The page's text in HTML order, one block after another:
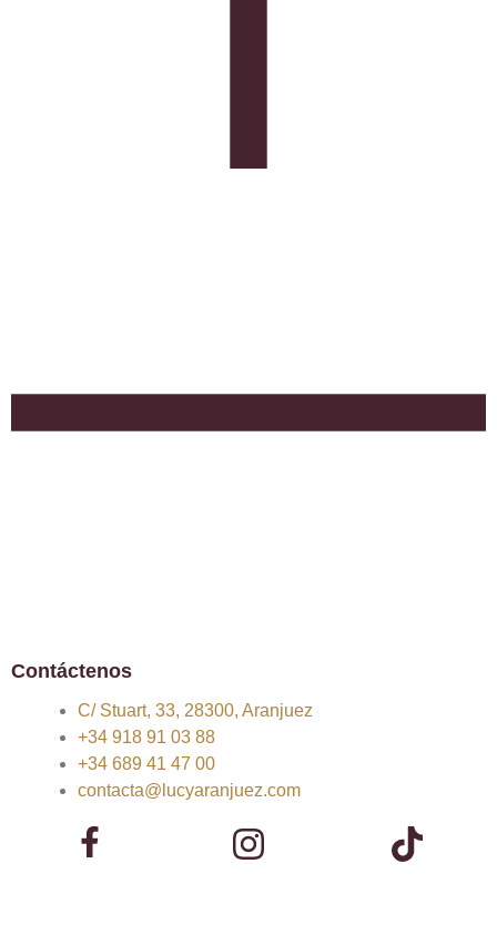
Contáctenos
C/ Stuart, 33, 28300, Aranjuez
+34 918 91 03 88
+34 689 41 47 00
contacta@lucyaranjuez.com